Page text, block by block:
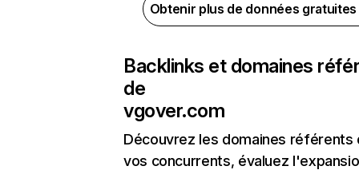
Obtenir plus de données
Backlinks et domaines
de
vgover.com
Découvrez les domaines référents
vos concurrents, évaluez